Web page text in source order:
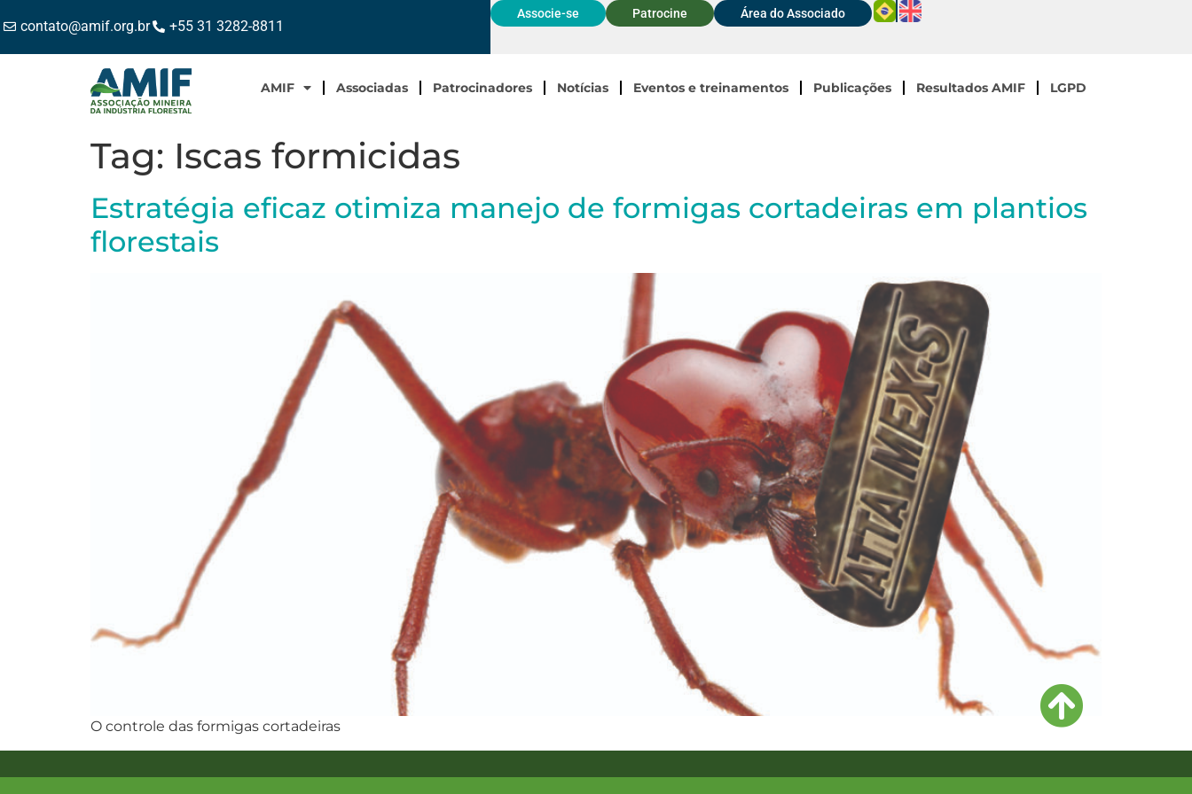
contato@amif.org.br +55 31 3282-8811
Associe-se Patrocine Área do Associado
AMIF Associadas Patrocinadores Notícias Eventos e treinamentos Publicações Resultados AMIF LGPD
Tag: Iscas formicidas
Estratégia eficaz otimiza manejo de formigas cortadeiras em plantios
florestais
O controle das formigas cortadeiras